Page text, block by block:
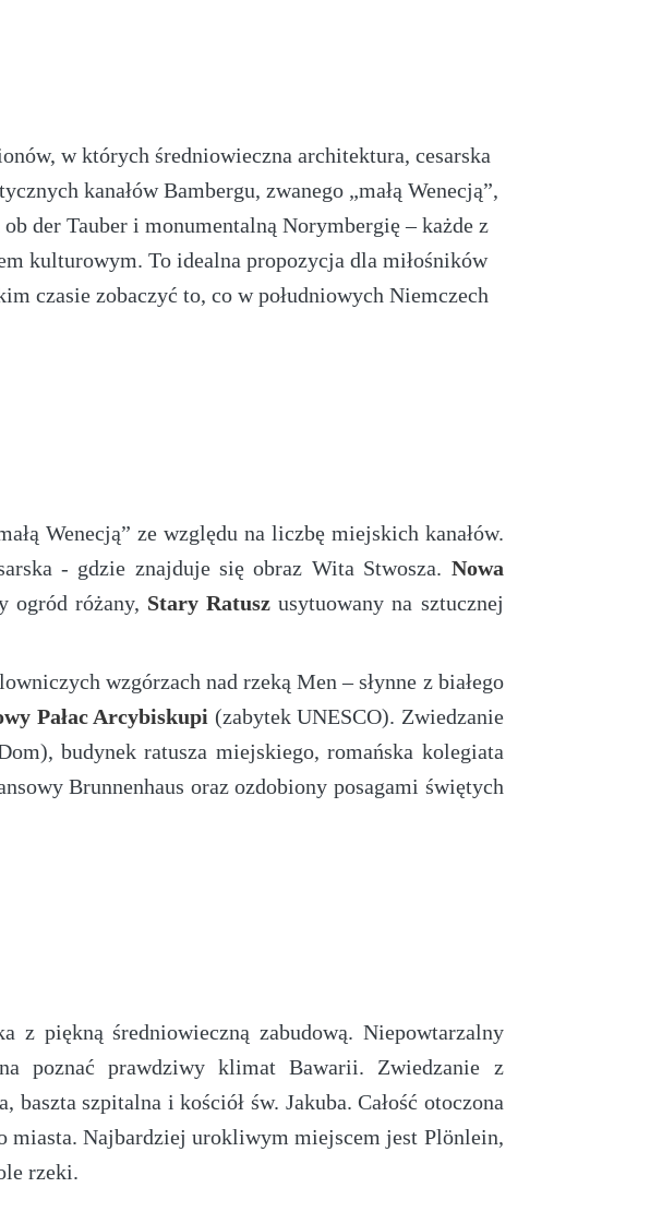
w których średniowieczna architektura, cesarska
kanałów Bambergu, zwanego „małą Wenecją”,
der Tauber i monumentalną Norymbergię – każde z
kulturowym. To idealna propozycja dla miłośników
czasie zobaczyć to, co w południowych Niemczech
Wenecją” ze względu na liczbę miejskich kanałów.
- gdzie znajduje się obraz Wita Stwosza. Nowa
ogród różany, Stary Ratuszusytuowany na sztucznej
wzgórzach nad rzeką Men – słynne z białego
Pałac Arcybiskupi (zabytek UNESCO). Zwiedzanie
budynek ratusza miejskiego, romańska kolegiata
Brunnenhaus oraz ozdobiony posagami świętych
z piękną średniowieczną zabudową. Niepowtarzalny
poznać prawdziwy klimat Bawarii. Zwiedzanie z
szpitalna i kościół św. Jakuba. Całość otoczona
miasta. Najbardziej urokliwym miejscem jest Plönlein,
rzeki.